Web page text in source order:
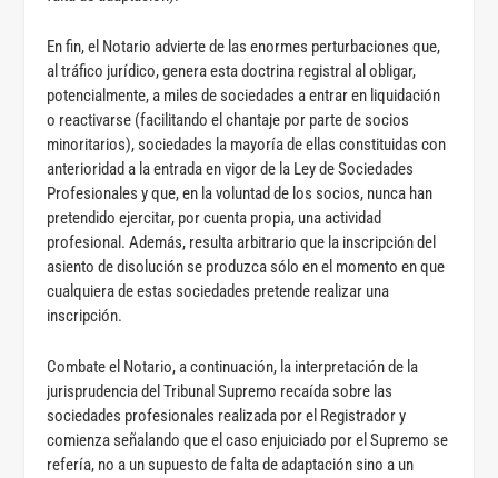
En fin, el Notario advierte de las enormes perturbaciones que,
al tráfico jurídico, genera esta doctrina registral al obligar,
potencialmente, a miles de sociedades a entrar en liquidación
o reactivarse (facilitando el chantaje por parte de socios
minoritarios), sociedades la mayoría de ellas constituidas con
anterioridad a la entrada en vigor de la Ley de Sociedades
Profesionales y que, en la voluntad de los socios, nunca han
pretendido ejercitar, por cuenta propia, una actividad
profesional. Además, resulta arbitrario que la inscripción del
asiento de disolución se produzca sólo en el momento en que
cualquiera de estas sociedades pretende realizar una
inscripción.
Combate el Notario, a continuación, la interpretación de la
jurisprudencia del Tribunal Supremo recaída sobre las
sociedades profesionales realizada por el Registrador y
comienza señalando que el caso enjuiciado por el Supremo se
refería, no a un supuesto de falta de adaptación sino a un